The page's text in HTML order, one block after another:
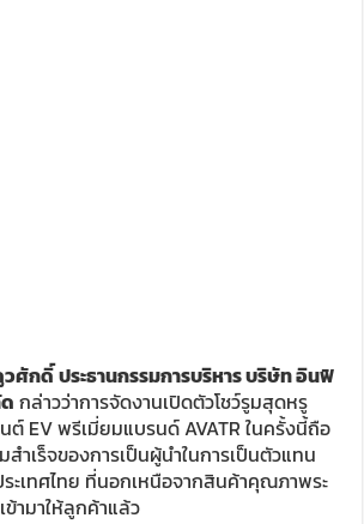
วศักดิ์ประธานกรรมการบริหาร บริษัท อินฟิ
กล่าวว่าการจัดงานเปิดตัวโชว์รูมสุดหรู
ต์ EV พรีเมี่ยมแบรนด์ AVATR ในครั้งนี้ถือ
สำเร็จของการเป็นผู้นำในการเป็นตัวแทน
ะเทศไทย ที่นอกเหนือจากสินค้าคุณภาพระ
ามาให้ลูกค้าแล้ว